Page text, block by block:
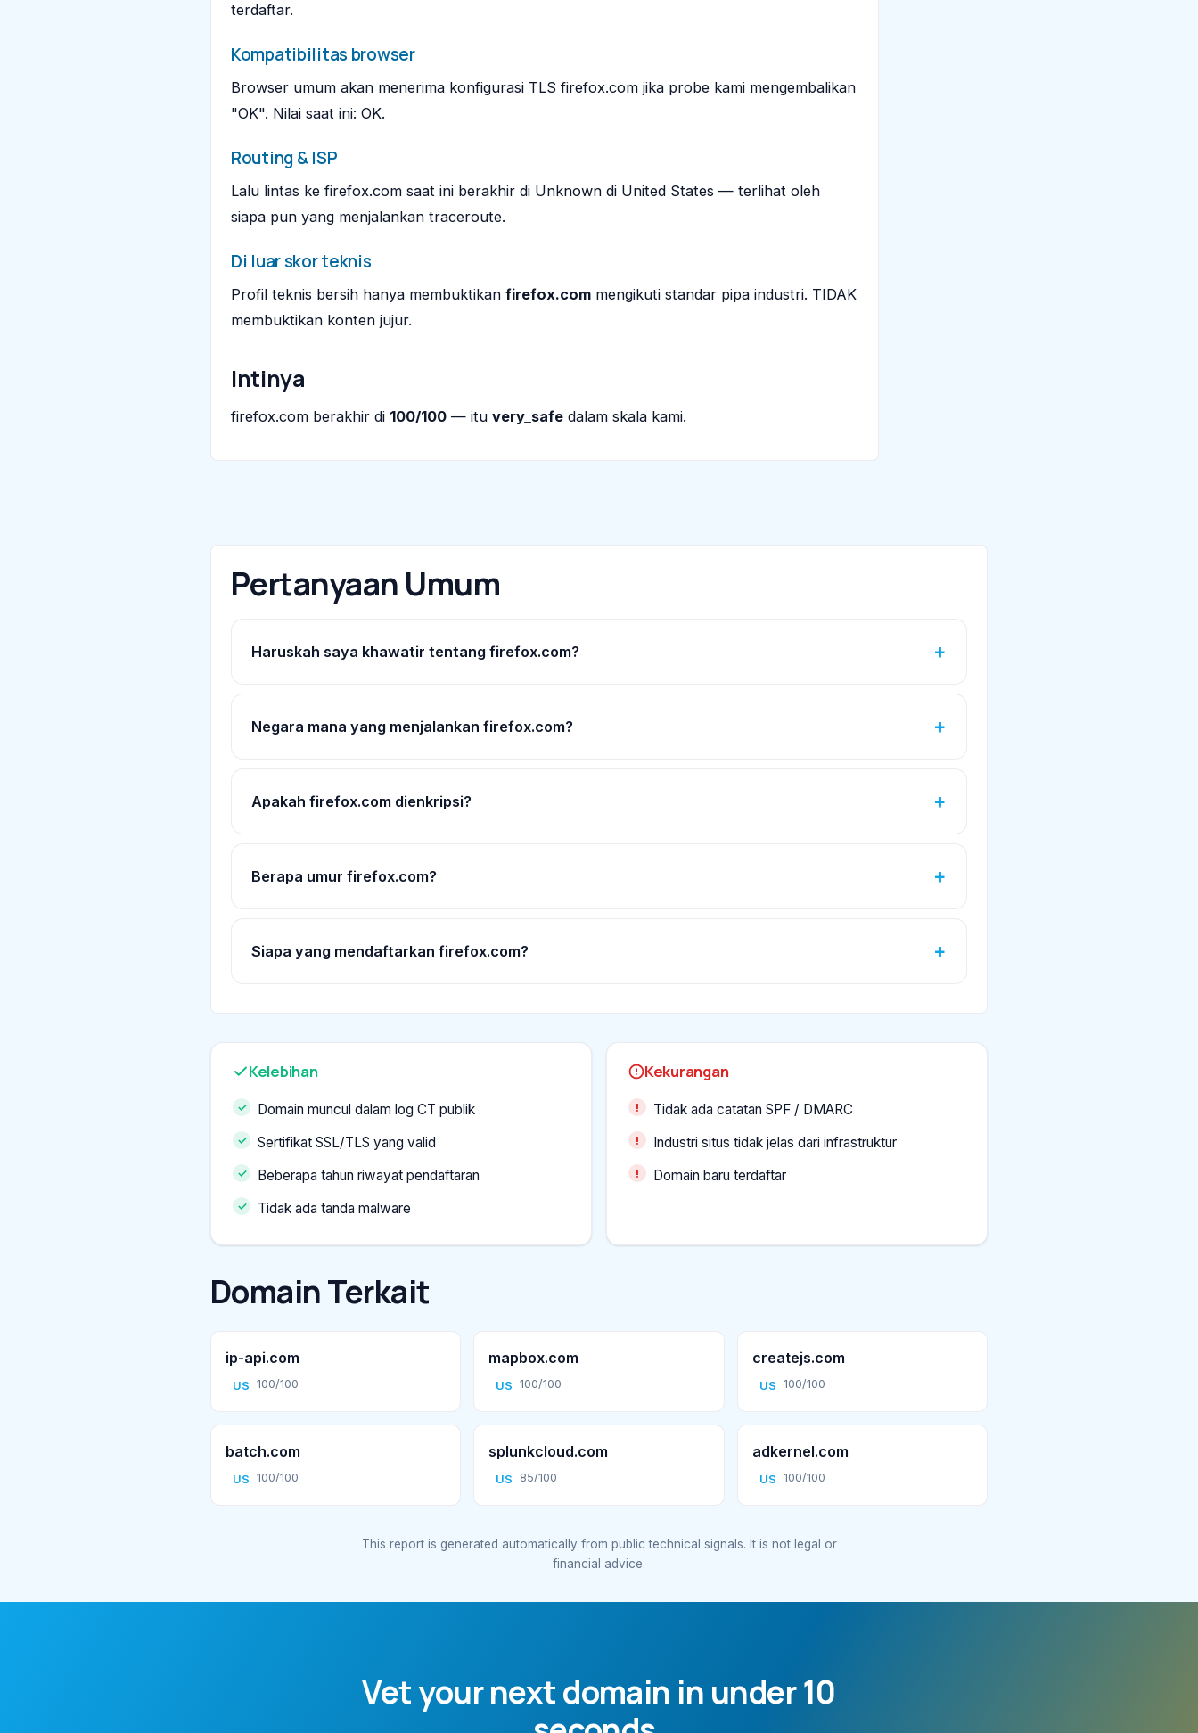
terdaftar.
Kompatibilitas browser
Browser umum akan menerima konfigurasi TLS firefox.com jika probe kami mengembalikan
"OK". Nilai saat ini: OK.
Routing & ISP
Lalu lintas ke firefox.com saat ini berakhir di Unknown di United States — terlihat oleh
siapa pun yang menjalankan traceroute.
Di luar skor teknis
Profil teknis bersih hanya membuktikan firefox.com mengikuti standar pipa industri. TIDAK
membuktikan konten jujur.
Intinya
firefox.com berakhir di 100/100 — itu very_safe dalam skala kami.
Pertanyaan Umum
Haruskah saya khawatir tentang firefox.com?
Negara mana yang menjalankan firefox.com?
Apakah firefox.com dienkripsi?
Berapa umur firefox.com?
Siapa yang mendaftarkan firefox.com?
Kelebihan
Domain muncul dalam log CT publik
Sertifikat SSL/TLS yang valid
Beberapa tahun riwayat pendaftaran
Tidak ada tanda malware
Kekurangan
Tidak ada catatan SPF / DMARC
Industri situs tidak jelas dari infrastruktur
Domain baru terdaftar
Domain Terkait
ip-api.com
US 100/100
mapbox.com
US 100/100
createjs.com
US 100/100
batch.com
US 100/100
splunkcloud.com
US 85/100
adkernel.com
US 100/100
This report is generated automatically from public technical signals. It is not legal or
financial advice.
Vet your next domain in under 10